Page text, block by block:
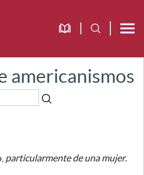
americanismos
particularmente de una mujer.